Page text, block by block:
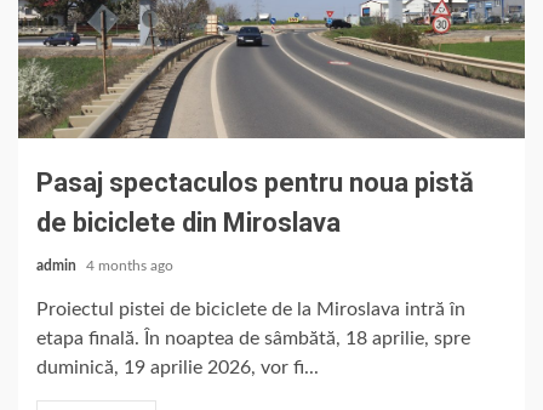
Pasaj spectaculos pentru noua pistă
de biciclete din Miroslava
admin 4 months ago
Proiectul pistei de biciclete de la Miroslava intră în
etapa finală. În noaptea de sâmbătă, 18 aprilie, spre
duminică, 19 aprilie 2026, vor fi...